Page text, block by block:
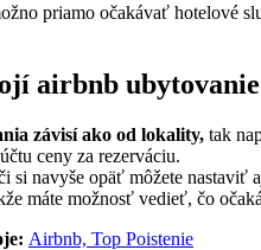
priamo očakávať hotelové
airbnb
závisí ako od lokality, tak
ceny za rezerváciu.
si navyše opäť môžete nastaviť
máte možnosť vedieť, čo
Airbnb, Top Poistenie